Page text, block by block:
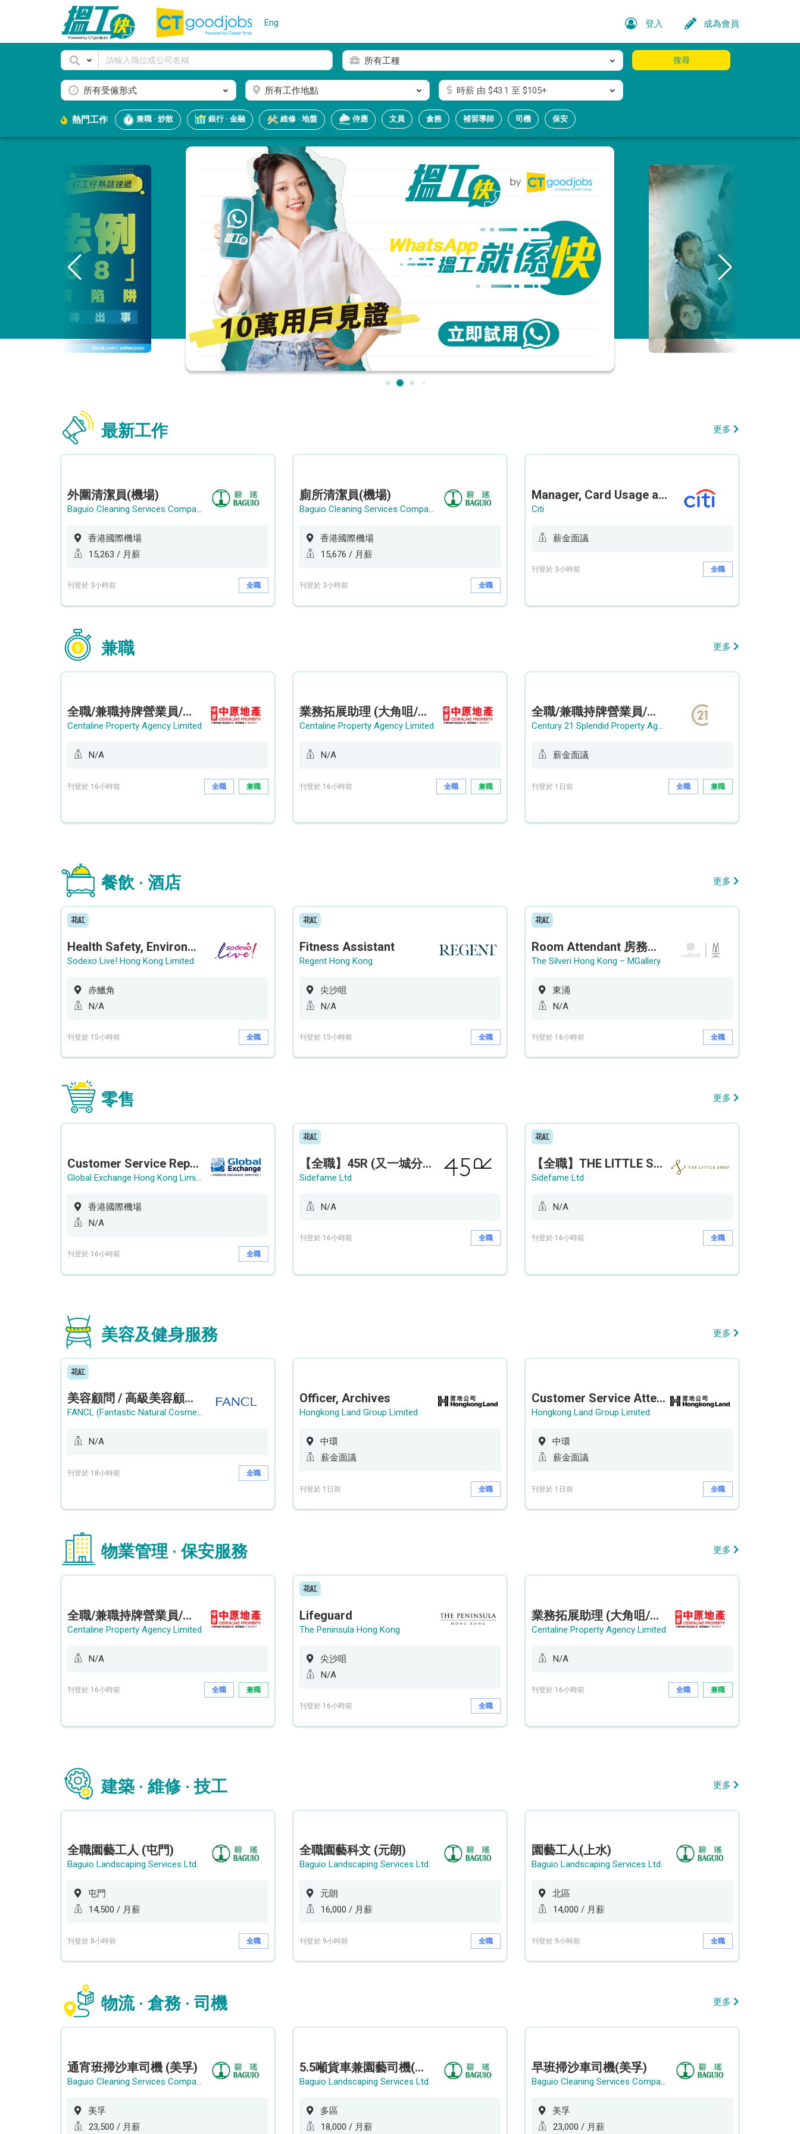
Eng 登入 成為會員
所有工種
所有受僱形式 所有工作地點 時薪由 $43.1 至 $105+
搜尋
熱門工作 兼職 · 炒散 銀行 · 金融 維修 · 地盤 侍應 文員 倉務 補習導師 司機 保安
最新工作 更多
外圍清潔員(機場)
Baguio Cleaning Services Company Limited
香港國際機場
15,263 / 月薪
刊登於 3小時前 全職
廁所清潔員(機場)
Baguio Cleaning Services Company Limited
香港國際機場
15,676 / 月薪
刊登於 3小時前 全職
Manager, Card Usage and Partnership
Citi
薪金面議
刊登於 3小時前 全職
兼職 更多
全職/兼職持牌營業員/持牌地產代理 (長沙灣/將軍澳/油塘)
Centaline Property Agency Limited
N/A
刊登於 16小時前 全職 兼職
業務拓展助理 (大角咀/荔枝角/九龍塘)
Centaline Property Agency Limited
N/A
刊登於 16小時前 全職 兼職
全職/兼職持牌營業員/持牌地產代理
Century 21 Splendid Property Agency
薪金面議
刊登於 1日前 全職 兼職
餐飲 · 酒店 更多
花紅
Health Safety, Environment & Quality Assurance Officer (Maternity cover – 5 months contract)
Sodexo Live! Hong Kong Limited
赤鱲角
N/A
刊登於 15小時前 全職
花紅
Fitness Assistant
Regent Hong Kong
尖沙咀
N/A
刊登於 15小時前 全職
花紅
Room Attendant 房務員 (Accor Hotel)
The Silveri Hong Kong – MGallery
東涌
N/A
刊登於 16小時前 全職
零售 更多
Customer Service Representative (Airport)
Global Exchange Hong Kong Limited
香港國際機場
N/A
刊登於 16小時前 全職
花紅
【全職】45R (又一城分店) Sales Operation Assistant 銷售營運助理【永久保證佣金+新人獎金$3,000】
Sidefame Ltd
N/A
刊登於 16小時前 全職
花紅
【全職】THE LITTLE SHOP (利園分店) Sales Operation Assistant 銷售營運助理【永久保證佣金+新人獎金$3,000】
Sidefame Ltd
N/A
刊登於 16小時前 全職
美容及健身服務 更多
花紅
美容顧問 / 高級美容顧問 (Beauty Consultant / Senior Beauty Consultant)
FANCL (Fantastic Natural Cosmetics Limited)
N/A
刊登於 18小時前 全職
Officer, Archives
Hongkong Land Group Limited
中環
薪金面議
刊登於 1日前 全職
Customer Service Attendant (5-day work)
Hongkong Land Group Limited
中環
薪金面議
刊登於 1日前 全職
物業管理 · 保安服務 更多
全職/兼職持牌營業員/持牌地產代理 (長沙灣/將軍澳/油塘)
Centaline Property Agency Limited
N/A
刊登於 16小時前 全職 兼職
花紅
Lifeguard
The Peninsula Hong Kong
尖沙咀
N/A
刊登於 16小時前 全職
業務拓展助理 (大角咀/荔枝角/九龍塘)
Centaline Property Agency Limited
N/A
刊登於 16小時前 全職 兼職
建築 · 維修 · 技工 更多
全職園藝工人 (屯門)
Baguio Landscaping Services Ltd.
屯門
14,500 / 月薪
刊登於 8小時前 全職
全職園藝科文 (元朗)
Baguio Landscaping Services Ltd.
元朗
16,000 / 月薪
刊登於 9小時前 全職
園藝工人(上水)
Baguio Landscaping Services Ltd.
北區
14,000 / 月薪
刊登於 9小時前 全職
物流 · 倉務 · 司機 更多
通宵班掃沙車司機 (美孚)
Baguio Cleaning Services Company Limited
美孚
23,500 / 月薪
5.5噸貨車兼園藝司機(港九新界)
Baguio Landscaping Services Ltd.
多區
18,000 / 月薪
早班掃沙車司機(美孚)
Baguio Cleaning Services Company Limited
美孚
23,000 / 月薪